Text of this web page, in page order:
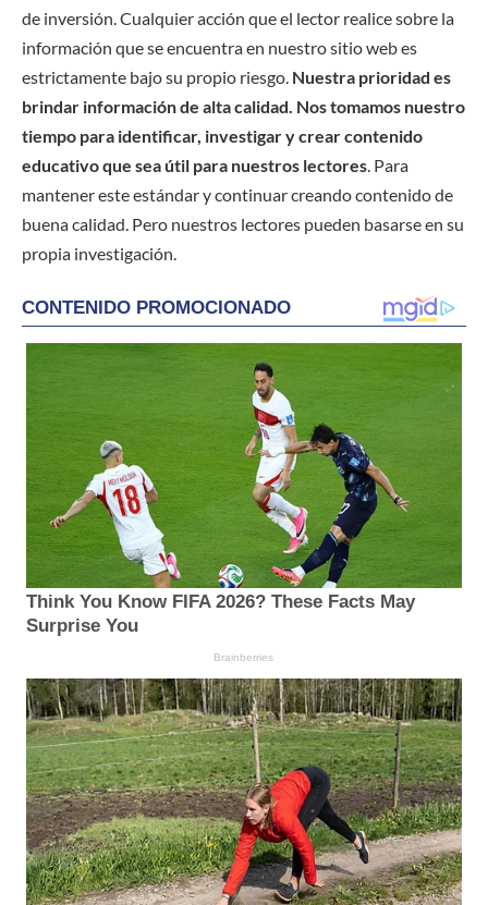
de inversión. Cualquier acción que el lector realice sobre la
información que se encuentra en nuestro sitio web es
estrictamente bajo su propio riesgo. Nuestra prioridad es
brindar información de alta calidad. Nos tomamos nuestro
tiempo para identificar, investigar y crear contenido
educativo que sea útil para nuestros lectores. Para
mantener este estándar y continuar creando contenido de
buena calidad. Pero nuestros lectores pueden basarse en su
propia investigación.